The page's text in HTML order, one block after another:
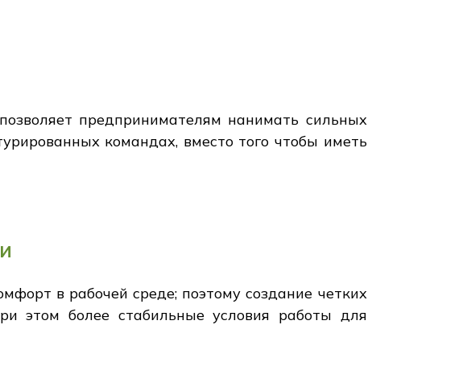
предпринимателям нанимать сильных
командах, вместо того чтобы иметь
в рабочей среде; поэтому создание четких
этом более стабильные условия работы для